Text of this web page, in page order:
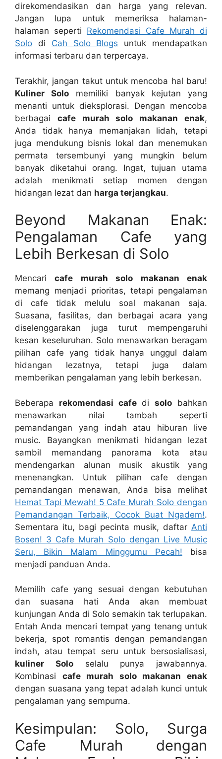
direkomendasikan dan harga yang relevan.
Jangan lupa untuk memeriksa halaman-
halaman seperti Rekomendasi Cafe Murah di
Solo di Cah Solo Blogs untuk mendapatkan
informasi terbaru dan terpercaya.
Terakhir, jangan takut untuk mencoba hal baru!
Kuliner Solo memiliki banyak kejutan yang
menanti untuk dieksplorasi. Dengan mencoba
berbagai cafe murah solo makanan enak,
Anda tidak hanya memanjakan lidah, tetapi
juga mendukung bisnis lokal dan menemukan
permata tersembunyi yang mungkin belum
banyak diketahui orang. Ingat, tujuan utama
adalah menikmati setiap momen dengan
hidangan lezat dan harga terjangkau.
Beyond Makanan Enak:
Pengalaman Cafe yang
Lebih Berkesan di Solo
Mencaricafe murah solo makanan enak
memang menjadi prioritas, tetapi pengalaman
di cafe tidak melulu soal makanan saja.
Suasana, fasilitas, dan berbagai acara yang
diselenggarakan juga turut mempengaruhi
kesan keseluruhan. Solo menawarkan beragam
pilihan cafe yang tidak hanya unggul dalam
hidangan lezatnya, tetapi juga dalam
memberikan pengalaman yang lebih berkesan.
Beberapa rekomendasi cafedisolo bahkan
menawarkan nilai tambah seperti
pemandangan yang indah atau hiburan live
music. Bayangkan menikmati hidangan lezat
sambil memandang panorama kota atau
mendengarkan alunan musik akustik yang
menenangkan. Untuk pilihan cafe dengan
pemandangan menawan, Anda bisa melihat
Hemat Tapi Mewah! 5 Cafe Murah Solo dengan
Pemandangan Terbaik, Cocok Buat Ngadem!.
Sementara itu, bagi pecinta musik, daftar Anti
Bosen! 3 Cafe Murah Solo dengan Live Music
Seru, Bikin Malam Minggumu Pecah! bisa
menjadi panduan Anda.
Memilih cafe yang sesuai dengan kebutuhan
dan suasana hati Anda akan membuat
kunjungan Anda di Solo semakin tak terlupakan.
Entah Anda mencari tempat yang tenang untuk
bekerja, spot romantis dengan pemandangan
indah, atau tempat seru untuk bersosialisasi,
kuliner Soloselalu punya jawabannya.
Kombinasi cafe murah solo makanan enak
dengan suasana yang tepat adalah kunci untuk
pengalaman yang sempurna.
Kesimpulan: Solo, Surga
Cafe Murah dengan